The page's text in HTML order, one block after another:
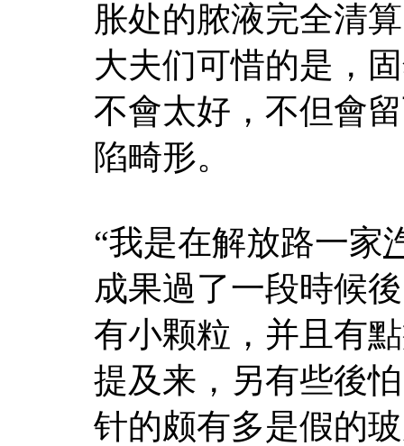
胀处的脓液完全清
大夫们可惜的是，
不會太好，不但會
陷畸形。
“我是在解放路一家
成果過了一段時候
有小颗粒，并且有
提及来，另有些後
针的颇有多是假的